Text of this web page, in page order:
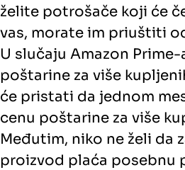
želite potrošače koji će
vas, morate im priuštiti
U slučaju Amazon
poštarine za više
će pristati da jednom
cenu poštarine za više
Međutim, niko ne želi da
proizvod plaća posebnu